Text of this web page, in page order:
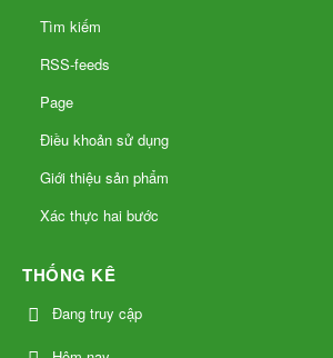
Tìm kiếm
RSS-feeds
Page
Điều khoản sử dụng
Giới thiệu sản phẩm
Xác thực hai bước
THỐNG KÊ
Đang truy cập